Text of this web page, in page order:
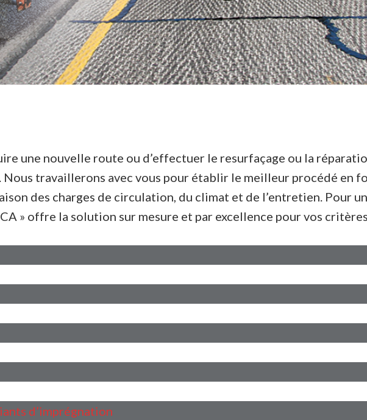
une nouvelle route ou d’effectuer le resurfaçage ou la
travaillerons avec vous pour établir le meilleur procédé en
des charges de circulation, du climat et de l’entretien. Pour
» offre la solution sur mesure et par excellence pour vos
d’imprégnation